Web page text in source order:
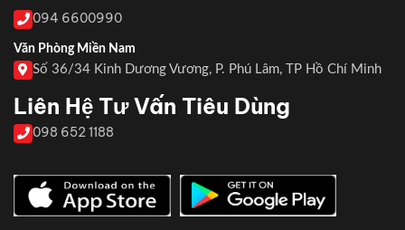
094 6600990
Văn Phòng Miền Nam
Số 36/34 Kinh Dương Vương, P. Phú Lâm, TP Hồ Chí Minh
Liên Hệ Tư Vấn Tiêu Dùng
098 652 1188